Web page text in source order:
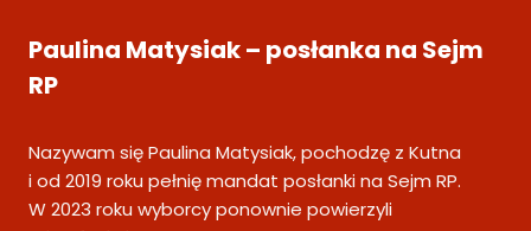
Paulina Matysiak – posłanka na Sejm
RP
Nazywam się Paulina Matysiak, pochodzę z Kutna
i od 2019 roku pełnię mandat posłanki na Sejm RP.
W 2023 roku wyborcy ponownie powierzyli